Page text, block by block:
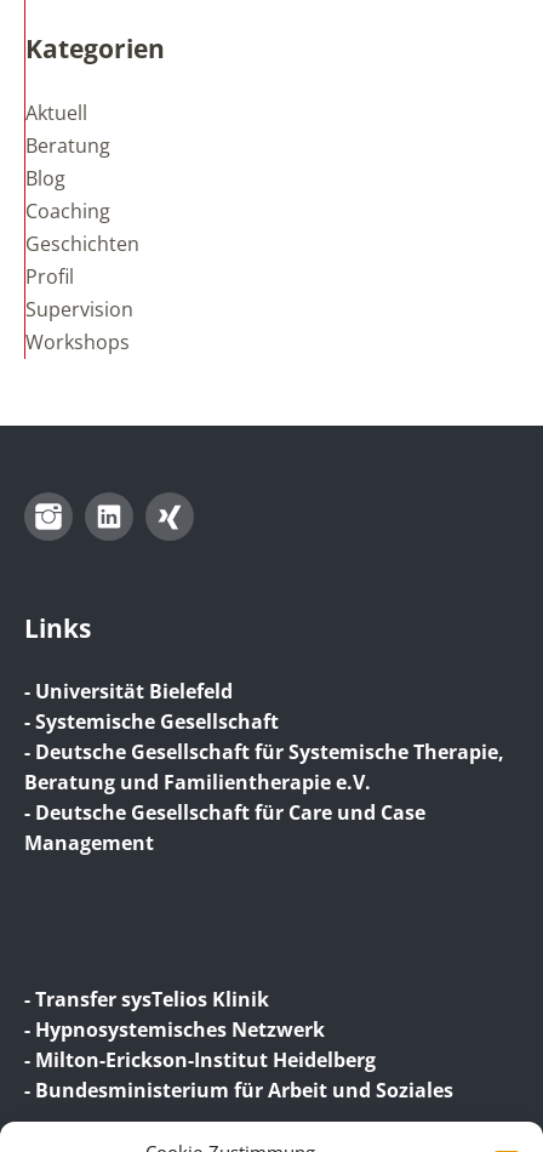
Kategorien
Aktuell
Beratung
Blog
Coaching
Geschichten
Profil
Supervision
Workshops
InstagramLinkedIn
Links
- Universität Bielefeld
- Systemische Gesellschaft
- Deutsche Gesellschaft für Systemische Therapie,
Beratung und Familientherapie e.V.
- Deutsche Gesellschaft für Care und Case
Management
- Transfer sysTelios Klinik
- Hypnosystemisches Netzwerk
- Milton-Erickson-Institut Heidelberg
- Bundesministerium für Arbeit und Soziales